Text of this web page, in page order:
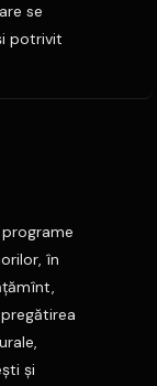
se
potrivit
în
şi